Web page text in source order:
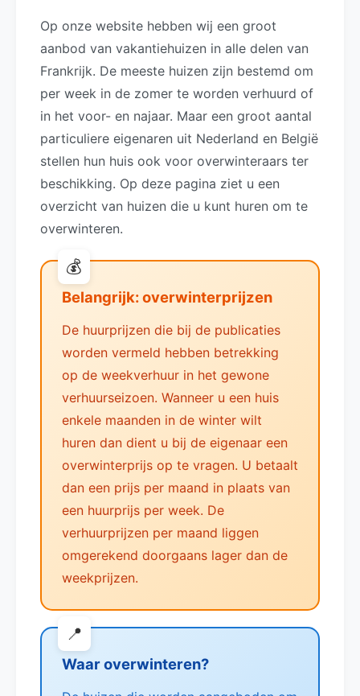
Op onze website hebben wij een groot
aanbod van vakantiehuizen in alle delen van
Frankrijk. De meeste huizen zijn bestemd om
per week in de zomer te worden verhuurd of
in het voor- en najaar. Maar een groot aantal
particuliere eigenaren uit Nederland en België
stellen hun huis ook voor overwinteraars ter
beschikking. Op deze pagina ziet u een
overzicht van huizen die u kunt huren om te
overwinteren.
Belangrijk: overwinterprijzen
De huurprijzen die bij de publicaties
worden vermeld hebben betrekking
op de weekverhuur in het gewone
verhuurseizoen. Wanneer u een huis
enkele maanden in de winter wilt
huren dan dient u bij de eigenaar een
overwinterprijs op te vragen. U betaalt
dan een prijs per maand in plaats van
een huurprijs per week. De
verhuurprijzen per maand liggen
omgerekend doorgaans lager dan de
weekprijzen.
Waar overwinteren?